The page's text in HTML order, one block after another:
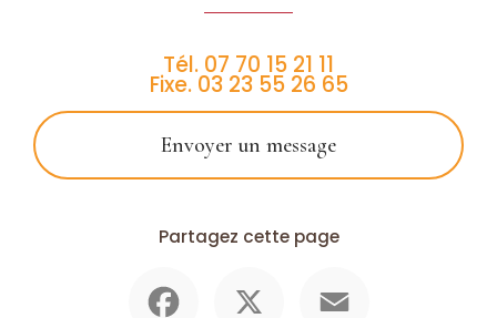
Tél. 07 70 15 21 11
Fixe. 03 23 55 26 65
Envoyer un message
Partagez cette page